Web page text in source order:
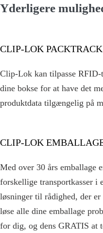
Yderligere
CLIP-LOK PACKTRACK
Clip-Lok kan tilpasse RFID-
dine bokse for at have det
produktdata tilgængelig på
CLIP-LOK
Med over 30 års emballage
forskellige transportkasser i
løsninger til rådighed, der
løse alle dine emballage
for dig, og dens GRATIS at